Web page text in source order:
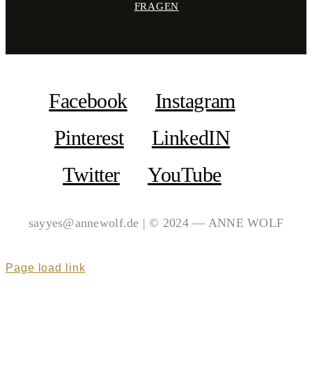
FRAGEN
Facebook
Instagram
Pinterest
LinkedIN
Twitter
YouTube
sayyes@annewolf.de | © 2024 — ANNE WOLF
Page load link